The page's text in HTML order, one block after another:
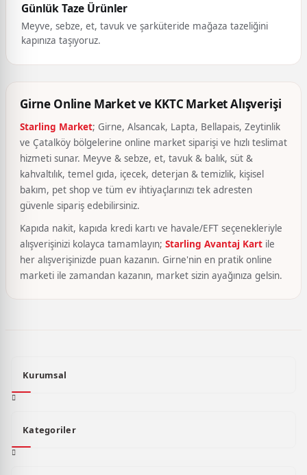
Günlük Taze Ürünler
Meyve, sebze, et, tavuk ve şarküteride mağaza tazeliğini
kapınıza taşıyoruz.
Girne Online Market ve KKTC Market Alışverişi
Starling Market; Girne, Alsancak, Lapta, Bellapais, Zeytinlik
ve Çatalköy bölgelerine online market siparişi ve hızlı teslimat
hizmeti sunar. Meyve & sebze, et, tavuk & balık, süt &
kahvaltılık, temel gıda, içecek, deterjan & temizlik, kişisel
bakım, pet shop ve tüm ev ihtiyaçlarınızı tek adresten
güvenle sipariş edebilirsiniz.
Kapıda nakit, kapıda kredi kartı ve havale/EFT seçenekleriyle
alışverişinizi kolayca tamamlayın; Starling Avantaj Kart ile
her alışverişinizde puan kazanın. Girne'nin en pratik online
marketi ile zamandan kazanın, market sizin ayağınıza gelsin.
Kurumsal
Kategoriler